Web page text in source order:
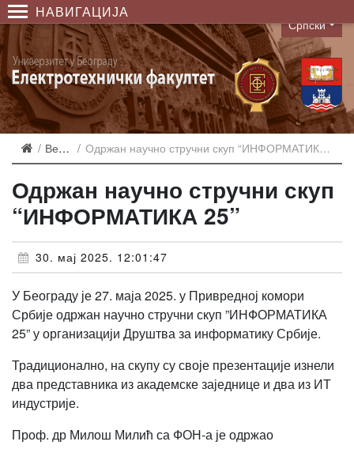
НАВИГАЦИЈА
Language
Српски
Вести Одржан научно стручни скуп “ИНФОРМАТИКА 25”
Одржан научно стручни скуп
“ИНФОРМАТИКА 25”
30. мај 2025. 12:01:47
У Београду је 27. маја 2025. у Привредној комори
Србије одржан научно стручни скуп ”ИНФОРМАТИКА
25” у организацији Друштва за информатику Србије.
Традиционално, на скупу су своје презентације изнели
два представника из академске заједнице и два из ИТ
индустрије.
Проф. др Милош Милић са ФОН-а је одржао